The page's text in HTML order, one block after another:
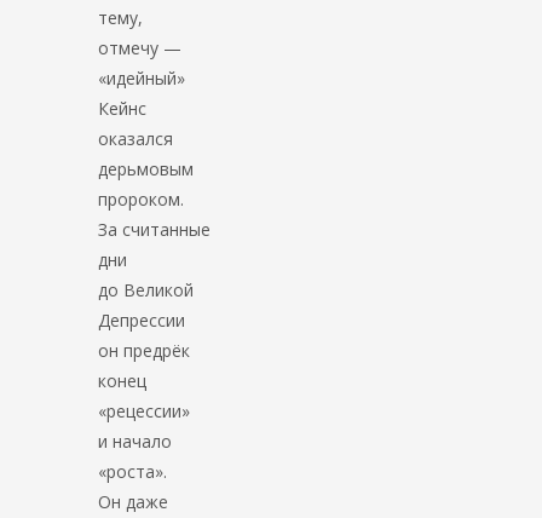
тему,
отмечу —
«идейный»
Кейнс
оказался
дерьмовым
пророком.
За считанные
дни
до Великой
Депрессии
он предрёк
конец
«рецессии»
и начало
«роста».
Он даже